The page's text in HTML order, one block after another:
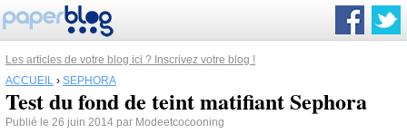
Les articles de votre blog ici ? Inscrivez votre blog !
ACCUEIL › SEPHORA
Test du fond de teint matifiant Sephora
Publié le 26 juin 2014 par Modeetcocooning